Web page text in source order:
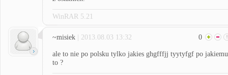
WinRAR 5.21
~misiek | 2013.08.03 13:32 0
ale to nie po polsku tylko jakies ghgfffjj tyytyfgf po jakiemu
to ?